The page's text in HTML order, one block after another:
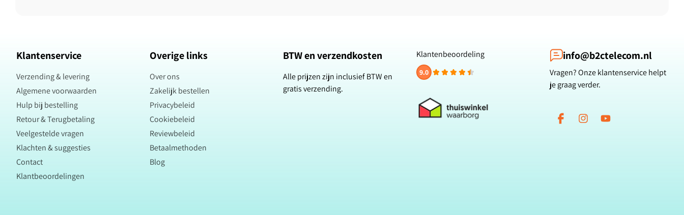
Klantenservice
Verzending & levering
Algemene voorwaarden
Hulp bij bestelling
Retour & Terugbetaling
Veelgestelde vragen
Klachten & suggesties
Contact
Klantbeoordelingen
Overige links
Over ons
Zakelijk bestellen
Privacybeleid
Cookiebeleid
Reviewbeleid
Betaalmethoden
Blog
BTW en verzendkosten
Alle prijzen zijn inclusief BTW en
gratis verzending.
Klantenbeoordeling
9.0
info@b2ctelecom.nl
Vragen? Onze klantenservice helpt
je graag verder.
FacebookInstagramYouTube